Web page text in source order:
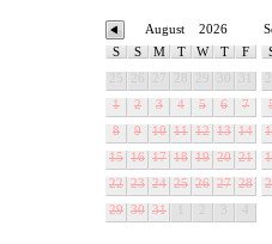
2026
August
S
S M T W T
F
1
2 3 4 5 6
7
8
9 10 11 12 13 14
15 16 17 18 19 20 21
22 23 24 25 26 27 28
29 30 31